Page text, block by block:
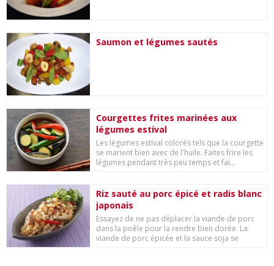
Saumon et légumes sautés
Courgettes frites marinées aux
légumes estival
Les légumes estival colorés tels que la courgette
se marient bien avec de l'huile. Faites frire les
légumes pendant très peu temps et fai...
Riz sauté au porc épicé et radis blanc
japonais
Essayez de ne pas déplacer la viande de porc
dans la poêle pour la rendre bien dorée. La
viande de porc épicée et la sauce soja se